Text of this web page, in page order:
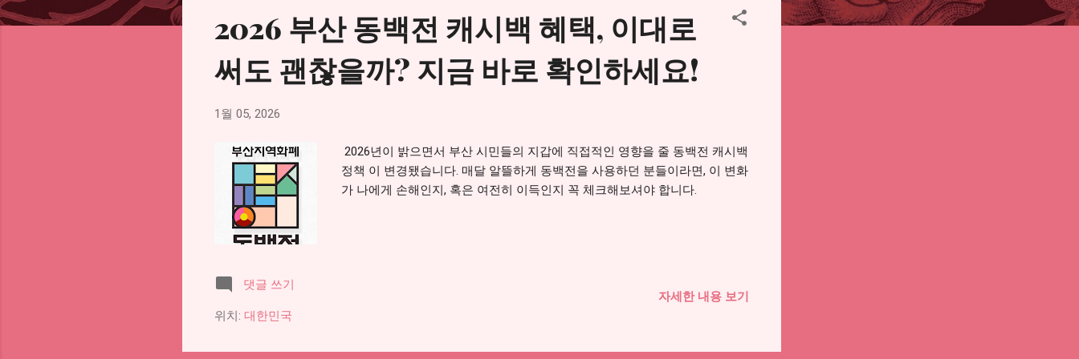
2026 부산 동백전 캐시백 혜택, 이대로
써도 괜찮을까? 지금 바로 확인하세요!
1월 05, 2026
2026년이 밝으면서 부산 시민들의 지갑에 직접적인 영향을 줄 동백전 캐시백
정책 이 변경됐습니다. 매달 알뜰하게 동백전을 사용하던 분들이라면, 이 변화
가 나에게 손해인지, 혹은 여전히 이득인지 꼭 체크해보셔야 합니다.
댓글 쓰기
위치: 대한민국
자세한 내용 보기